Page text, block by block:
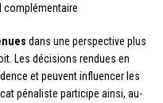
complémentaire
dans une perspective plus
Les décisions rendues en
et peuvent influencer les
pénaliste participe ainsi, au-